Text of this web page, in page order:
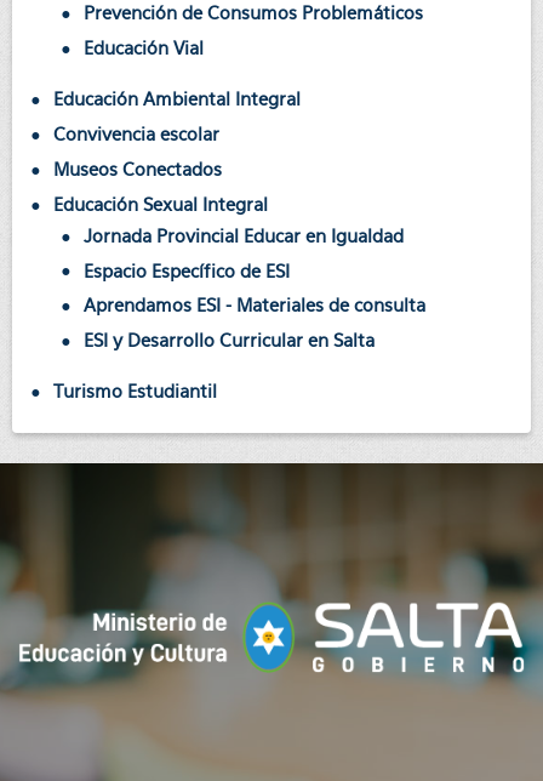
Prevención de Consumos Problemáticos
Educación Vial
Educación Ambiental Integral
Convivencia escolar
Museos Conectados
Educación Sexual Integral
Jornada Provincial Educar en Igualdad
Espacio Específico de ESI
Aprendamos ESI - Materiales de consulta
ESI y Desarrollo Curricular en Salta
Turismo Estudiantil